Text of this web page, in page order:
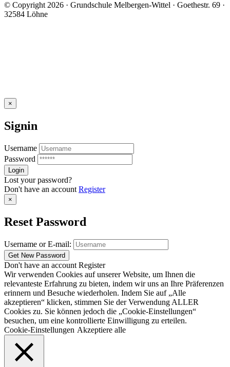
© Copyright 2026 · Grundschule Melbergen-Wittel · Goethestr. 69 ·
32584 Löhne
×
Signin
Username
Password
Lost your password?
Don't have an account Register
×
Reset Password
Username or E-mail:
Don't have an account Register
Wir verwenden Cookies auf unserer Website, um Ihnen die
relevanteste Erfahrung zu bieten, indem wir uns an Ihre Präferenzen
erinnern und Besuche wiederholen. Indem Sie auf „Alle
akzeptieren“ klicken, stimmen Sie der Verwendung ALLER
Cookies zu. Sie können jedoch die „Cookie-Einstellungen“
besuchen, um eine kontrollierte Einwilligung zu erteilen.
Cookie-Einstellungen Akzeptiere alle